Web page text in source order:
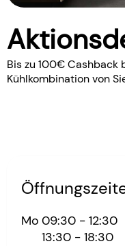
Bis zu 100€ Cashback
Kühlkombination von
Mo 09:30 - 12:30
13:30 - 18:30